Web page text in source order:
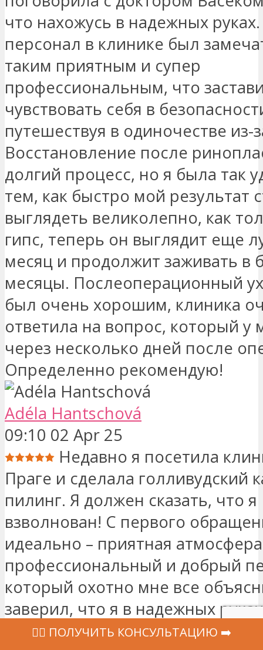
что нахожусь в надежных
персонал в клинике был
таким приятным и супер
профессиональным, что
чувствовать себя в
путешествуя в одиночестве из-
Восстановление после
долгий процесс, но я была так
тем, как быстро мой результат
выглядеть великолепно, как
гипс, теперь он выглядит еще
месяц и продолжит заживать в
месяцы. Послеоперационный
был очень хорошим, клиника
ответила на вопрос, который у
через несколько дней после
Определенно рекомендую!
Adéla Hantschová
09:10 02 Apr 25
Недавно я посетила
Праге и сделала голливудский
пилинг. Я должен сказать, что я
взволнован! С первого
идеально – приятная
профессиональный и добрый
который охотно мне все
заверил, что я в надежных
лечение прошло быстро,
‍👩‍⚕ ПОЛУЧИТЬ КОНСУЛЬТАЦИЮ ➡️